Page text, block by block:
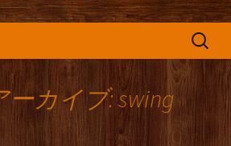
検
カイブ: swing